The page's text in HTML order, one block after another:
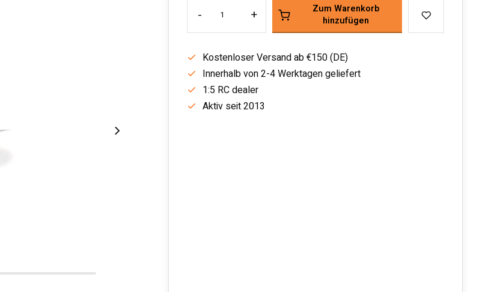
- +
Zum Warenkorb
hinzufügen
Kostenloser Versand ab €150 (DE)
Innerhalb von 2-4 Werktagen geliefert
1:5 RC dealer
Aktiv seit 2013